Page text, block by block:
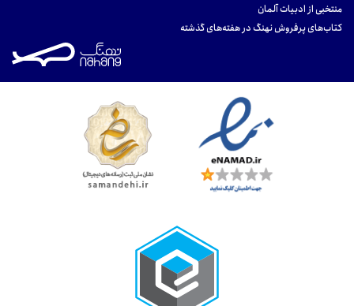
منتخبی از ادبیات آلمان
کتاب‌های پرفروش نهنگ در هفته‌های گذشته